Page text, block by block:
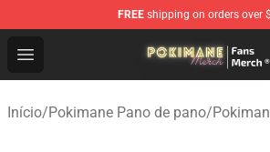
FREE shipping on orders over
Open menu
Pokimane Store - Official
Início/Pokimane Pano de pano/